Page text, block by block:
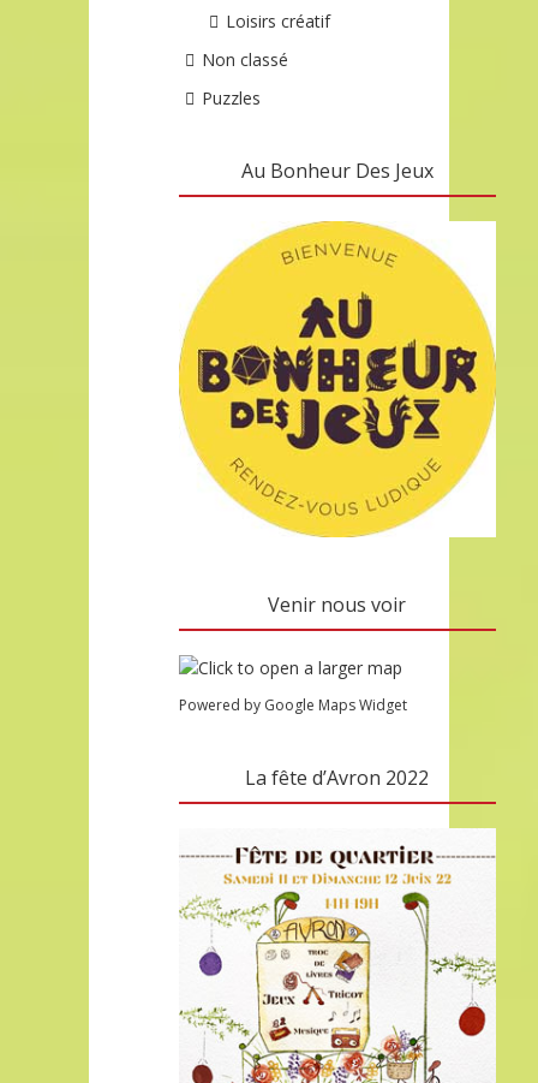
Loisirs créatif
Non classé
Puzzles
Au Bonheur Des Jeux
Venir nous voir
Powered by Google Maps Widget
La fête d’Avron 2022